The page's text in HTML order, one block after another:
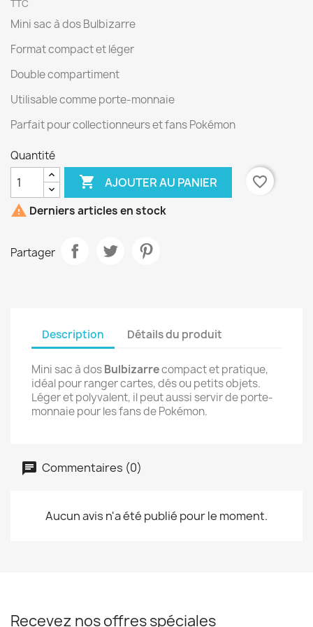
TTC
Mini sac à dos Bulbizarre
Format compact et léger
Double compartiment
Utilisable comme porte-monnaie
Parfait pour collectionneurs et fans Pokémon
Quantité
 AJOUTER AU PANIER
favorite_border
 Derniers articles en stock
Partager
Description Détails du produit
Mini sac à dosBulbizarrecompact et pratique,
idéal pour ranger cartes, dés ou petits objets.
Léger et polyvalent, il peut aussi servir de porte-
monnaie pour les fans de Pokémon.
Commentaires (0)
Aucun avis n'a été publié pour le moment.
Recevez nos offres spéciales